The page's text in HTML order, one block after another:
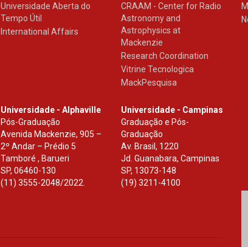
Universidade Aberta do
Tempo Útil
International Affairs
CRAAM - Center for Radio
Astronomy and
Astrophysics at
Mackenzie
Research Coordination
Vitrine Tecnologica
MackPesquisa
Universidade - Alphaville
Pós-Graduação
Avenida Mackenzie, 905 –
2º Andar – Prédio 5
Tamboré , Barueri
SP, 06460-130
(11) 3555-2048/2022.
Universidade - Campinas
Graduação e Pós-
Graduação
Av. Brasil, 1220
Jd. Guanabara, Campinas
SP, 13073-148
(19) 3211-4100